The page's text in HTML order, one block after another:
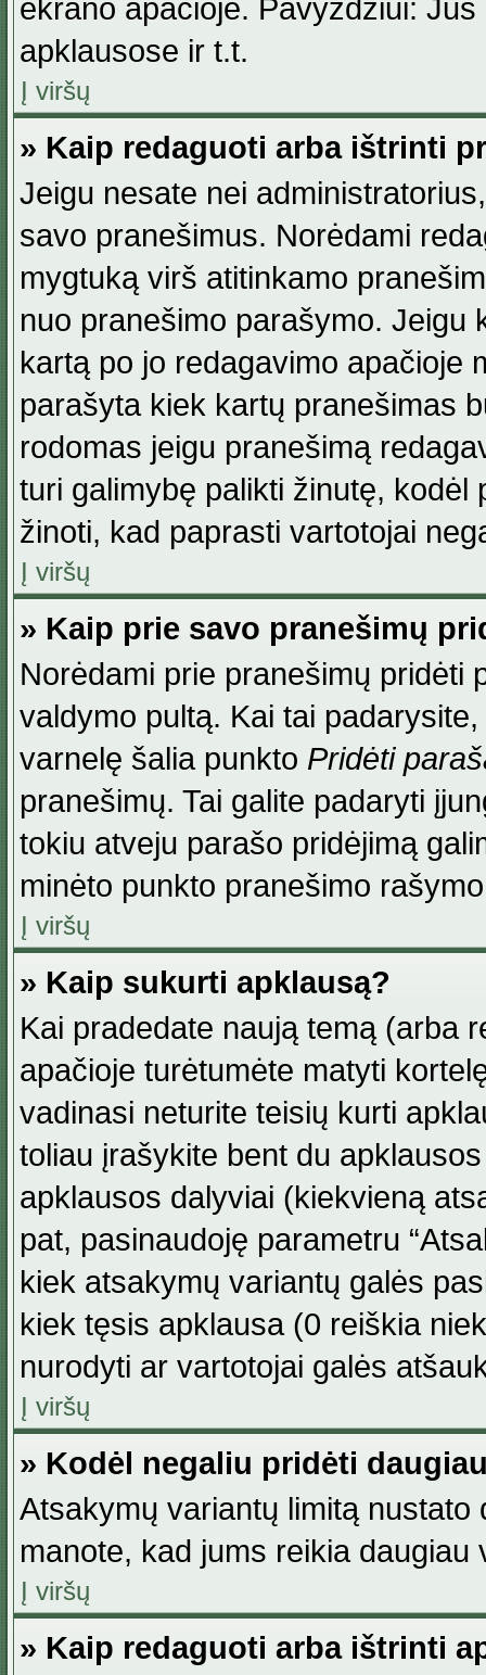
ekrano apačioje. Pavyzdžiui:
apklausose ir t.t.
Į viršų
» Kaip redaguoti arba ištrinti
Jeigu nesate nei
savo pranešimus. Norėdami
mygtuką virš atitinkamo
nuo pranešimo parašymo. Jeigu
kartą po jo redagavimo apačioje
parašyta kiek kartų pranešimas
rodomas jeigu pranešimą
turi galimybę palikti žinutę, kodėl
žinoti, kad paprasti vartotojai
Į viršų
» Kaip prie savo pranešimų
Norėdami prie pranešimų pridėti
valdymo pultą. Kai tai
varnelę šalia punkto Pridėti
pranešimų. Tai galite padaryti
tokiu atveju parašo pridėjimą
minėto punkto pranešimo
Į viršų
» Kaip sukurti apklausą?
Kai pradedate naują temą (arba
apačioje turėtumėte matyti
vadinasi neturite teisių kurti
toliau įrašykite bent du
apklausos dalyviai (kiekvieną
pat, pasinaudoję parametru
kiek atsakymų variantų galės
kiek tęsis apklausa (0 reiškia
nurodyti ar vartotojai galės
Į viršų
» Kodėl negaliu pridėti
Atsakymų variantų limitą
manote, kad jums reikia daugiau
Į viršų
» Kaip redaguoti arba ištrinti